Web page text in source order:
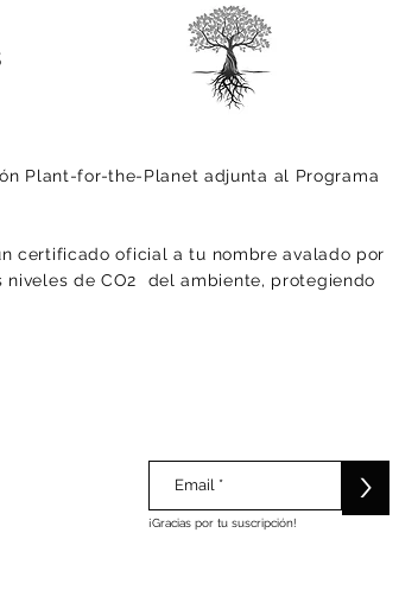
Plant-for-the-Planet adjunta al Programa
certificado oficial a tu nombre avalado por
de CO2 del ambiente, protegiendo
>
¡Gracias por tu suscripción!